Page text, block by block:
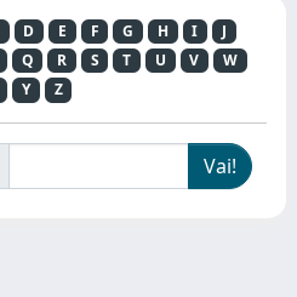
D E F G H I
J
Q R S T U V
W
Y Z